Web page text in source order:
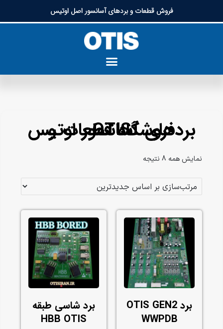
فروش قطعات و بردهای آسانسور اصل اوتیس
فروشگاه قطعات و بردهای آسانسور اوتیس OTIS​
نمایش همه 8 نتیجه
برد OTIS GEN2
WWPDB
برد شاسی طبقه
HBB OTIS